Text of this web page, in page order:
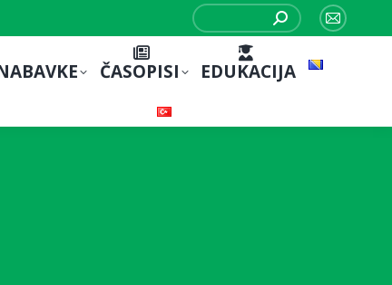
Search:
Mail
ČASOPISI EDUKACIJA